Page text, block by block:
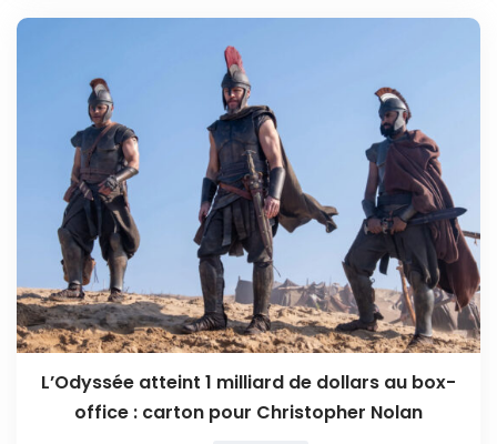
L’Odyssée atteint 1 milliard de dollars au box-
office : carton pour Christopher Nolan